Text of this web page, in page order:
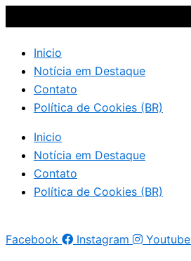
Ir
para
conteúdo
Inicio
Notícia em Destaque
Contato
Política de Cookies (BR)
Inicio
Notícia em Destaque
Contato
Política de Cookies (BR)
Facebook Instagram Youtube